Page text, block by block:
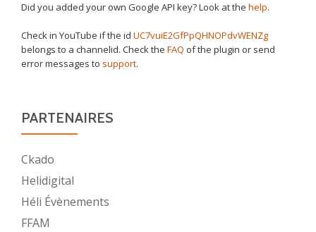
Did you added your own Google API key? Look at the help.
Check in YouTube if the id UC7vuiE2GfPpQHNOPdvWENZg
belongs to a channelid. Check the FAQ of the plugin or send
error messages to support.
PARTENAIRES
Ckado
Helidigital
Héli Évènements
FFAM